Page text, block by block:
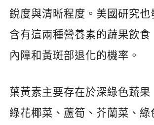
銳度與清晰程度。美國研究也
含有這兩種營養素的蔬果飲食
內障和黃斑部退化的機率。
葉黃素主要存在於深綠色蔬果
綠花椰菜、蘆筍、芥蘭菜、綠